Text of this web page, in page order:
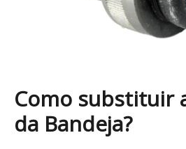
Como substituir
da Bandeja?